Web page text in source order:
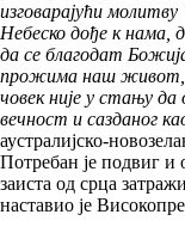
изговарајући
Небеско дође к нама,
да се благодат
прожима наш живот,
човек није у стању да
вечност и сазданог
аустралијско-
Потребан је подвиг и
заиста од срца
наставио је